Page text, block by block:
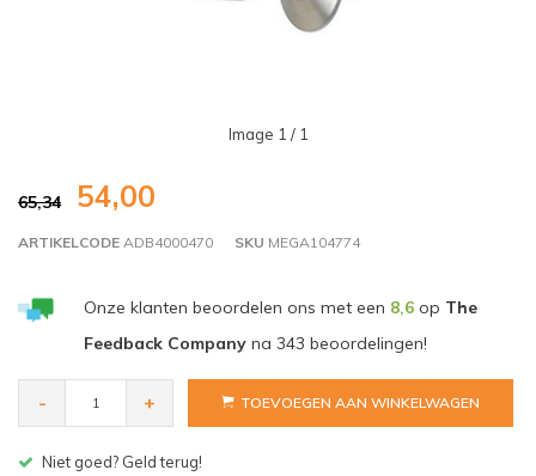
Image 1 / 1
65,34 54,00
ARTIKELCODE ADB4000470 SKU MEGA104774
Onze klanten beoordelen ons met een 8,6op The
Feedback Companyna 343 beoordelingen!
- + TOEVOEGEN AAN WINKELWAGEN
Gratis bezorgen v.a. € 150,- (NL)